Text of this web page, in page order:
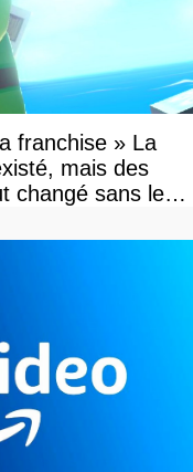
franchise » La
mais des
changé sans le